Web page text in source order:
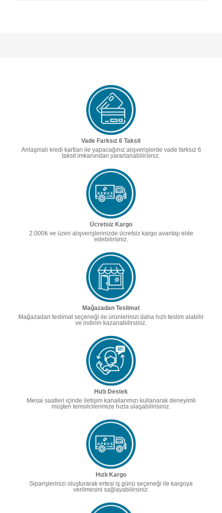
Vade Farksız 6 Taksit
Anlaşmalı kredi kartları ile yapacağınız alışverişlerde vade farksız 6
taksit imkanından yararlanabilirsiniz.
Ücretsiz Kargo
2.000₺ ve üzeri alışverişlerinizde ücretsiz kargo avantajı elde
edebilirsiniz.
Mağazadan Teslimat
Mağazadan teslimat seçeneği ile ürünlerinizi daha hızlı teslim alabilir
ve indirim kazanabilirsiniz.
Hızlı Destek
Mesai saatleri içinde iletişim kanallarımızı kullanarak deneyimli
müşteri temsilcilerimize hızla ulaşabilirisiniz.
Hızlı Kargo
Siparişlerinizi oluşturarak ertesi iş günü seçeneği ile kargoya
verilmesini sağlayabilirsiniz.